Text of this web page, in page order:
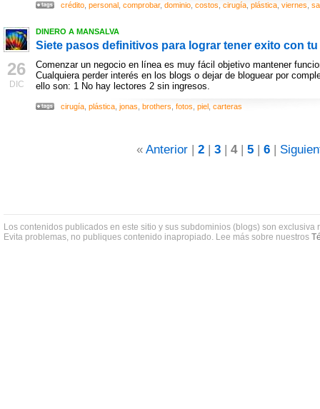
crédito personal comprobar, dominio costos cirugía plástica viernes
26
DIC
DINERO A MANSALVA
Siete pasos definitivos para lograr tener exito con
Comenzar un negocio en línea es muy fácil objetivo mantener
Cualquiera perder interés en los blogs o dejar de bloguear por
ello son: 1 No hay lectores 2 sin ingresos.
cirugía plástica jonas brothers fotos piel carteras
« Anterior| 2| 3| 4| 5| 6|
Los contenidos publicados en este sitio y sus subdominios (blogs) son exclusiva
Evita problemas, no publiques contenido inapropiado. Lee más sobre nuestros